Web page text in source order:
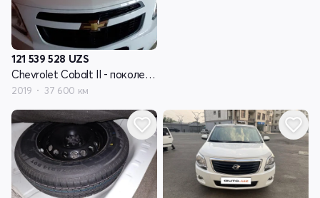
121 539 528 UZS
Chevrolet Cobalt II - поколение рестайлинг
2019 37 600 км